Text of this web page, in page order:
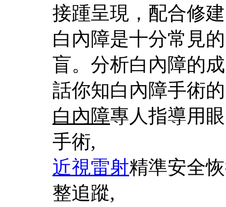
接踵呈現，配合修
白內障是十分常見
盲。分析白內障的
話你知白內障手術
白內障專人指導用
手術,
近視雷射精準安全
整追蹤,